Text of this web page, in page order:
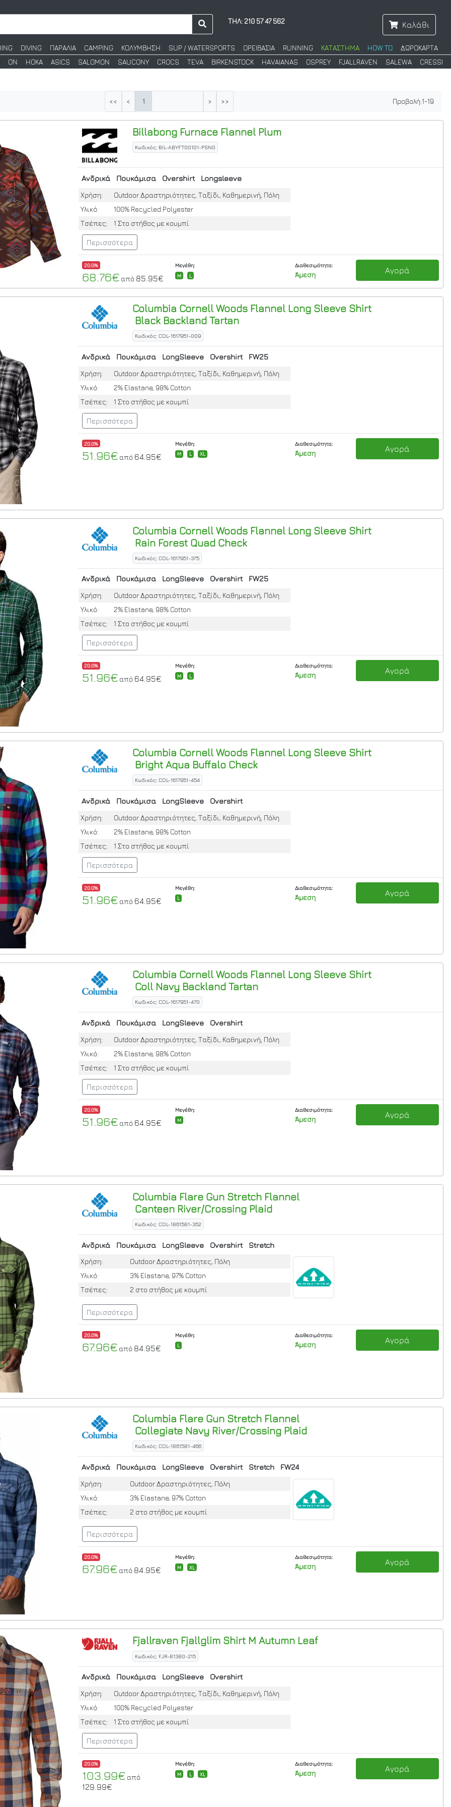
ΤΗΛ: 210 57 47 562 Καλάθι
DIVING ΠΑΡΑΛΙΑ CAMPING ΚΟΛΥΜΒΗΣΗ SUP / WATERSPORTS ΟΡΕΙΒΑΣΙΑ RUNNING ΚΑΤΑΣΤΗΜΑ HOW TO
ΔΩΡΟΚΑΡΤΑ
ON HOKA ASICS SALOMON SAUCONY CROCS TEVA BIRKENSTOCK HAVAIANAS OSPREY FJALLRAVEN SALEWA CRESSI
<< < 1 > >> Προβολή:1-19
BillabongFurnace FlannelPlum
Κωδικός: BIL-ABYFT00101-PSN0
Ανδρικά Πουκάμισα Overshirt Longsleeve
Χρήση:
Outdoor Δραστηριότητες, Ταξίδι, Καθημερινή, Πόλη
Υλικό:
100% Recycled Polyester
Τσέπες:
1 Στο στήθος με κουμπί
Περισσότερα
20.0%
68.76€ από 85.95€
Μεγέθη:
M
L
Διαθεσιμότητα:
Άμεση Αγορά
Columbia Cornell Woods Flannel Long Sleeve Shirt
Black Backland Tartan
Κωδικός: COL-1617951-009
Ανδρικά Πουκάμισα LongSleeve Overshirt FW25
Χρήση:
Outdoor Δραστηριότητες, Ταξίδι, Καθημερινή, Πόλη
Υλικό:
2% Elastane, 98% Cotton
Τσέπες:
1 Στο στήθος με κουμπί
Περισσότερα
20.0%
51.96€ από 64.95€
Μεγέθη:
M
L XL
Διαθεσιμότητα:
Άμεση Αγορά
Columbia Cornell Woods Flannel Long Sleeve Shirt
Rain Forest Quad Check
Κωδικός: COL-1617951-375
Ανδρικά Πουκάμισα LongSleeve Overshirt FW25
Χρήση:
Outdoor Δραστηριότητες, Ταξίδι, Καθημερινή, Πόλη
Υλικό:
2% Elastane, 98% Cotton
Τσέπες:
1 Στο στήθος με κουμπί
Περισσότερα
20.0%
51.96€ από 64.95€
Μεγέθη:
M
L
Διαθεσιμότητα:
Άμεση Αγορά
Columbia Cornell Woods Flannel Long Sleeve Shirt
Bright Aqua Buffalo Check
Κωδικός: COL-1617951-454
Ανδρικά Πουκάμισα LongSleeve Overshirt
Χρήση:
Outdoor Δραστηριότητες, Ταξίδι, Καθημερινή, Πόλη
Υλικό:
2% Elastane, 98% Cotton
Τσέπες:
1 Στο στήθος με κουμπί
Περισσότερα
20.0%
51.96€ από 64.95€
Μεγέθη:
L
Διαθεσιμότητα:
Άμεση Αγορά
Columbia Cornell Woods Flannel Long Sleeve Shirt
Coll Navy Backland Tartan
Κωδικός: COL-1617951-470
Ανδρικά Πουκάμισα LongSleeve Overshirt
Χρήση:
Outdoor Δραστηριότητες, Ταξίδι, Καθημερινή, Πόλη
Υλικό:
2% Elastane, 98% Cotton
Τσέπες:
1 Στο στήθος με κουμπί
Περισσότερα
20.0%
51.96€ από 64.95€
Μεγέθη:
M
Διαθεσιμότητα:
Άμεση Αγορά
Columbia Flare Gun Stretch Flannel
Canteen River/Crossing Plaid
Κωδικός: COL-1861581-352
Ανδρικά Πουκάμισα LongSleeve Overshirt Stretch
Χρήση:
Outdoor Δραστηριότητες, Πόλη
Υλικό:
3% Elastane, 97% Cotton
Τσέπες:
2 στο στήθος με κουμπί
Περισσότερα
20.0%
67.96€ από 84.95€
Μεγέθη:
L
Διαθεσιμότητα:
Άμεση Αγορά
Columbia Flare Gun Stretch Flannel
Collegiate Navy River/Crossing Plaid
Κωδικός: COL-1861581-466
Ανδρικά Πουκάμισα LongSleeve Overshirt Stretch FW24
Χρήση:
Outdoor Δραστηριότητες, Πόλη
Υλικό:
3% Elastane, 97% Cotton
Τσέπες:
2 στο στήθος με κουμπί
Περισσότερα
20.0%
67.96€ από 84.95€
Μεγέθη:
M
XL
Διαθεσιμότητα:
Άμεση Αγορά
FjallravenFjallglim Shirt M Autumn Leaf
Κωδικός: FJR-81380-215
Ανδρικά Πουκάμισα LongSleeve Overshirt
Χρήση:
Outdoor Δραστηριότητες, Ταξίδι, Καθημερινή, Πόλη
Υλικό:
100% Recycled Polyester
Τσέπες:
1 Στο στήθος με κουμπί
Περισσότερα
20.0%
103.99€ από
129.99€
Μεγέθη:
M
L XL
Διαθεσιμότητα:
Άμεση Αγορά